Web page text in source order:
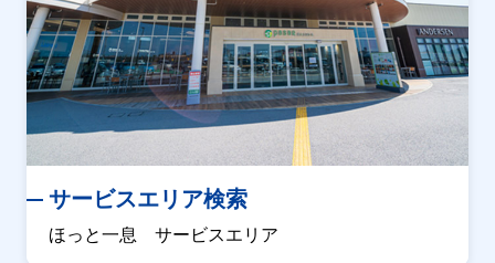
サービスエリア検索
ほっと一息 サービスエリア